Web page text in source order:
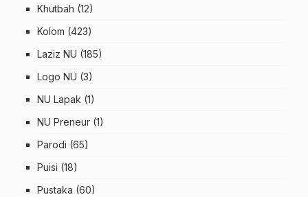
Khutbah (12)
Kolom (423)
Laziz NU (185)
Logo NU (3)
NU Lapak (1)
NU Preneur (1)
Parodi (65)
Puisi (18)
Pustaka (60)